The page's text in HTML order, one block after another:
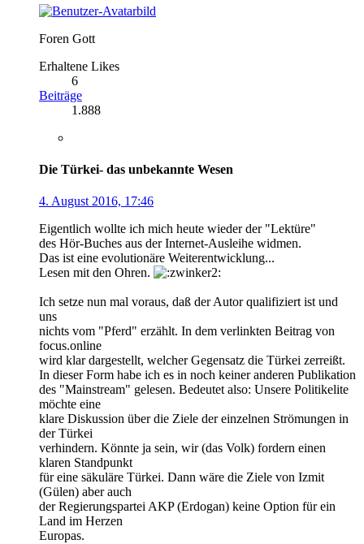
Foren Gott
Erhaltene Likes
6
Beiträge
1.888
Die Türkei- das unbekannte Wesen
4. August 2016, 17:46
Eigentlich wollte ich mich heute wieder der "Lektüre"
des Hör-Buches aus der Internet-Ausleihe widmen.
Das ist eine evolutionäre Weiterentwicklung...
Lesen mit den Ohren.
Ich setze nun mal voraus, daß der Autor qualifiziert ist und
uns
nichts vom "Pferd" erzählt. In dem verlinkten Beitrag von
focus.online
wird klar dargestellt, welcher Gegensatz die Türkei zerreißt.
In dieser Form habe ich es in noch keiner anderen Publikation
des "Mainstream" gelesen. Bedeutet also: Unsere Politikelite
möchte eine
klare Diskussion über die Ziele der einzelnen Strömungen in
der Türkei
verhindern. Könnte ja sein, wir (das Volk) fordern einen
klaren Standpunkt
für eine säkuläre Türkei. Dann wäre die Ziele von Izmit
(Gülen) aber auch
der Regierungspartei AKP (Erdogan) keine Option für ein
Land im Herzen
Europas.